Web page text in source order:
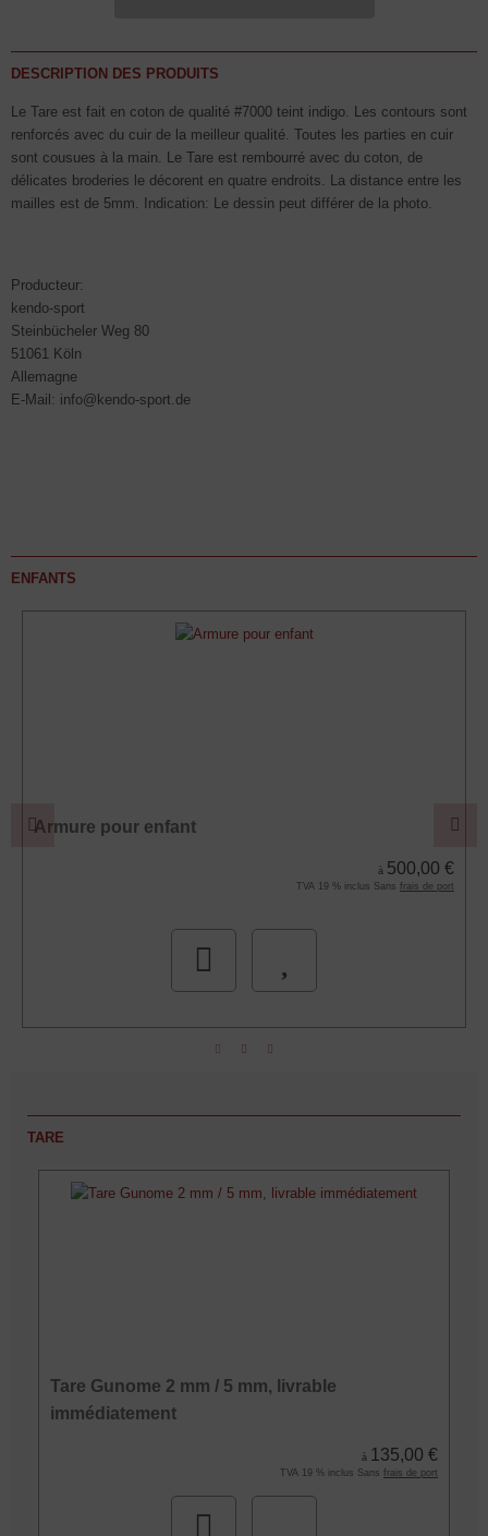
DESCRIPTION DES PRODUITS
Le Tare est fait en coton de qualité #7000 teint indigo. Les contours sont
renforcés avec du cuir de la meilleur qualité. Toutes les parties en cuir
sont cousues à la main. Le Tare est rembourré avec du coton, de
délicates broderies le décorent en quatre endroits. La distance entre les
mailles est de 5mm. Indication: Le dessin peut différer de la photo.
Producteur:
kendo-sport
Steinbücheler Weg 80
51061 Köln
Allemagne
E-Mail: info@kendo-sport.de
ENFANTS
Armure pour enfant
à 500,00 €
TVA 19 % inclus Sans frais de port
TARE
Tare Gunome 2 mm / 5 mm, livrable
immédiatement
à 135,00 €
TVA 19 % inclus Sans frais de port